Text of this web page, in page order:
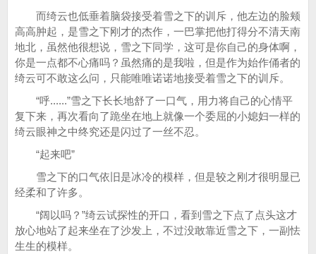
而绮云也低垂着脑袋接受着雪之下的训斥，他左边的脸颊
高高肿起，是雪之下刚才的杰作，一巴掌把他打得分不清天南
地北，虽然他很想说，雪之下同学，这可是你自己的身体啊，
你是一点都不心痛吗？虽然痛的是我啦，但是作为始作俑者的
绮云可不敢这么问，只能唯唯诺诺地接受着雪之下的训斥。
“呼......”雪之下长长地舒了一口气，用力将自己的心情平
复下来，再次看向了跪坐在地上就像一个委屈的小媳妇一样的
绮云眼神之中终究还是闪过了一丝不忍。
“起来吧”
雪之下的口气依旧是冰冷的模样，但是较之刚才很明显已
经柔和了许多。
“阔以吗？”绮云试探性的开口，看到雪之下点了点头这才
放心地站了起来坐在了沙发上，不过没敢靠近雪之下，一副怯
生生的模样。